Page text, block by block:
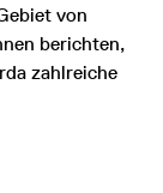
von
berichten,
zahlreiche